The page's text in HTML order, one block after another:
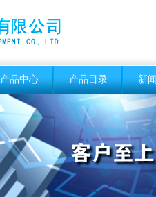
产品中心 产品目录 新